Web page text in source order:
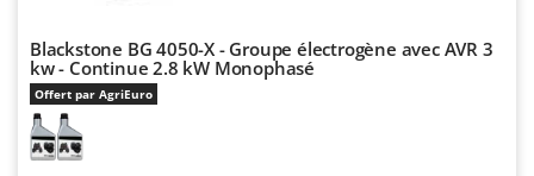
Déshumidificateurs
Draineuses
E
Échelles en aluminium
Brumi
BullMach
C
C.EL.ME.
Blackstone BG 4050-X - Groupe électrogène avec AVR 3
kw - Continue 2.8 kW Monophasé
Offert par AgriEuro